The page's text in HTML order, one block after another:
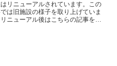
リニューアルされています。この
は旧施設の様子を取り上げていま
ニューアル後はこちらの記事をご